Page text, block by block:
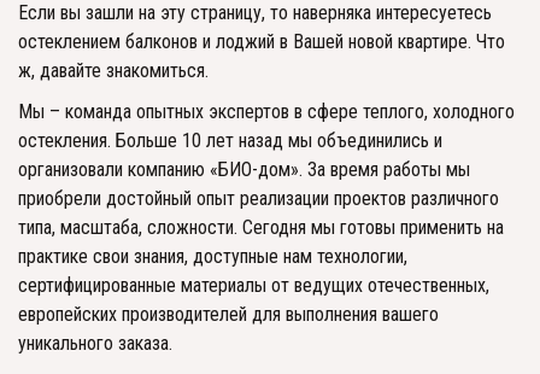
Если вы зашли на эту страницу, то наверняка интересуетесь
остеклением балконов и лоджий в Вашей новой квартире. Что
ж, давайте знакомиться.
Мы – команда опытных экспертов в сфере теплого, холодного
остекления. Больше 10 лет назад мы объединились и
организовали компанию «БИО-дом». За время работы мы
приобрели достойный опыт реализации проектов различного
типа, масштаба, сложности. Сегодня мы готовы применить на
практике свои знания, доступные нам технологии,
сертифицированные материалы от ведущих отечественных,
европейских производителей для выполнения вашего
уникального заказа.